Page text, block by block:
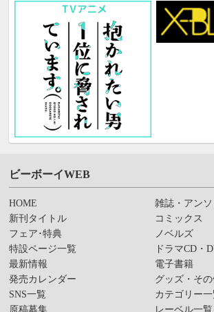
ビーボーイWEB
HOME
新刊タイトル
フェア･特典
特設ページ一覧
最新情報
発売カレンダー
SNS一覧
原稿募集
雑誌・アン
コミックス
ノベルズ
ドラマCD・
電子書籍
グッズ・そ
カテゴリー
レーベル一覧